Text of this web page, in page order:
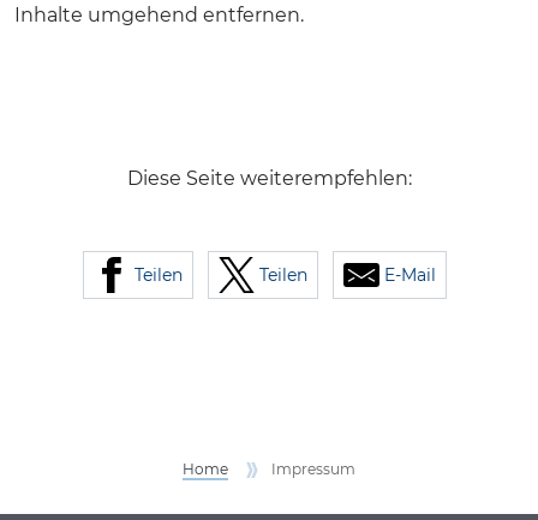
Inhalte umgehend entfernen.
Diese Seite weiterempfehlen:
Teilen Teilen E-Mail
Home Impressum